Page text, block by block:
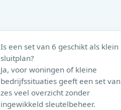
Is een set van 6 geschikt als klein
sluitplan?
Ja, voor woningen of kleine
bedrijfssituaties geeft een set van
zes veel overzicht zonder
ingewikkeld sleutelbeheer.